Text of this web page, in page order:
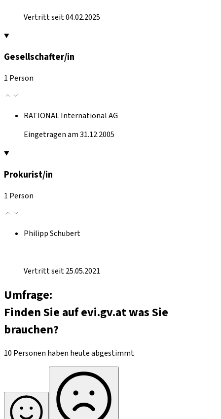
Vertritt seit 04.02.2025
Gesellschafter/in
1 Person
RATIONAL International AG
Eingetragen am 31.12.2005
Prokurist/in
1 Person
Philipp Schubert
Vertritt seit 25.05.2021
Umfrage:
Finden Sie auf evi.gv.at was Sie
brauchen?
10 Personen haben heute abgestimmt